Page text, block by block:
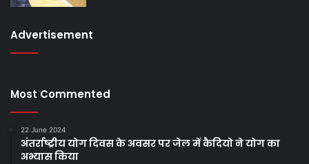
Advertisement
Most Commented
22 June 2024
अंतर्राष्ट्रीय योग दिवस के अवसर पर जेल में कैदियो ने योग का
अभ्यास किया